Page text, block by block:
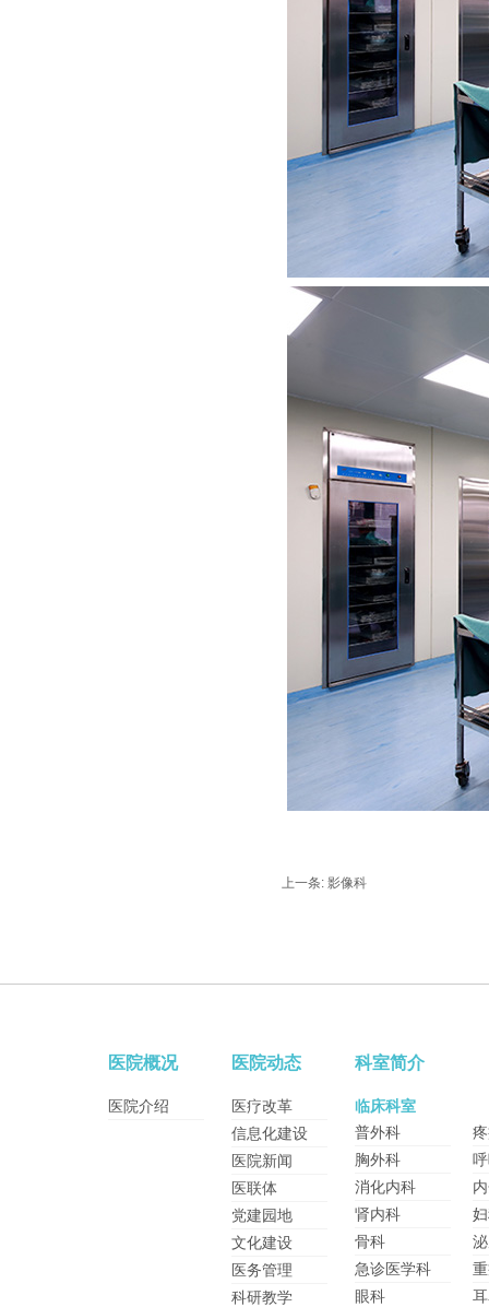
上一条: 影像科
医院概况
医院介绍
医院动态
医疗改革
信息化建设
医院新闻
医联体
党建园地
文化建设
医务管理
科研教学
科室简介
临床科室
普外科
胸外科
消化内科
肾内科
骨科
急诊医学科
眼科